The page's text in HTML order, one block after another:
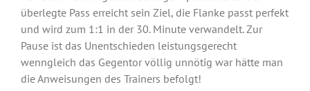
überlegte Pass erreicht sein Ziel, die Flanke passt perfekt
und wird zum 1:1 in der 30. Minute verwandelt. Zur
Pause ist das Unentschieden leistungsgerecht
wenngleich das Gegentor völlig unnötig war hätte man
die Anweisungen des Trainers befolgt!